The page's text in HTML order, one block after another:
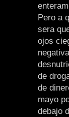
Pero a
sera
ojos
de
de
mayo
debajo